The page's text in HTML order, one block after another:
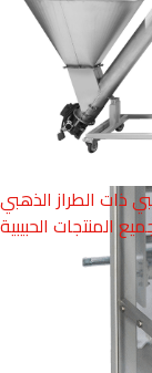
ذات الطراز الذهبي
المنتجات الحبيبية